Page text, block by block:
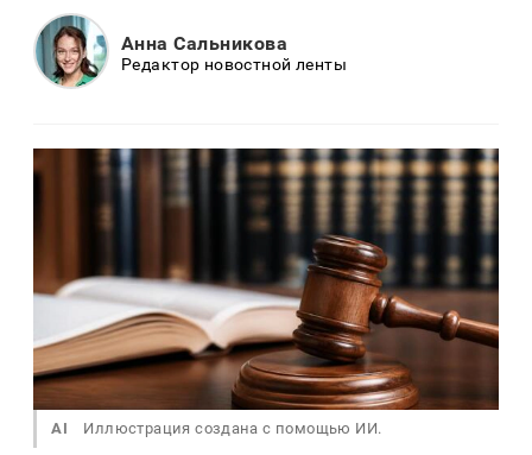
Анна Сальникова
Редактор новостной ленты
AI Иллюстрация создана с помощью ИИ.